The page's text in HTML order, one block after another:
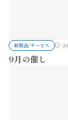
新製品/サービス
9月の催し